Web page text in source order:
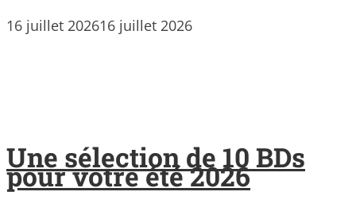
16 juillet 202616 juillet 2026
Une sélection de 10 BDs
pour votre été 2026